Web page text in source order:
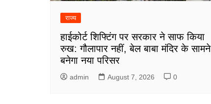
राज्य
हाईकोर्ट शिफ्टिंग पर सरकार ने साफ किया
रुख: गौलापार नहीं, बेल बाबा मंदिर के सामने
बनेगा नया परिसर
admin August 7, 2026 0